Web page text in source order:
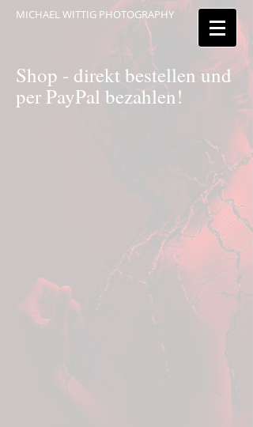
MICHAEL WITTIG PHOTOGRAPHY
Shop - direkt bestellen und
per PayPal bezahlen!